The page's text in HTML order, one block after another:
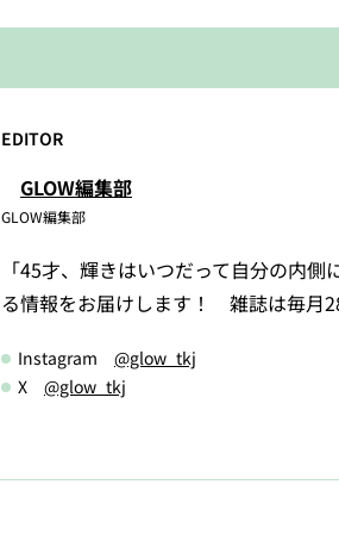
EDITOR
GLOW編集部
GLOW編集部
「45才、輝きはいつだって自分の内
る情報をお届けします！ 雑誌は毎月
Instagram @glow_tkj
X @glow_tkj